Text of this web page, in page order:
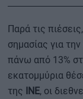
Παρά τις
σημασίας για
πάνω από 13%
εκατομμύρια
της
INE, οι